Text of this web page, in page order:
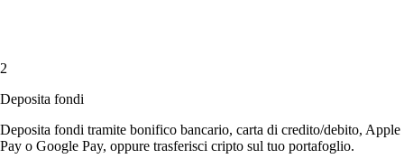
2
Deposita fondi
Deposita fondi tramite bonifico bancario, carta di credito/debito, Apple
Pay o Google Pay, oppure trasferisci cripto sul tuo portafoglio.